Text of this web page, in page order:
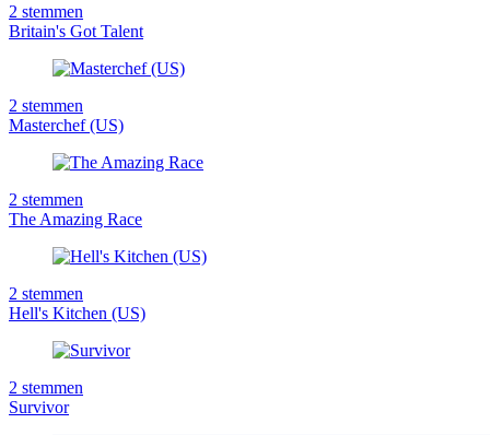
2 stemmen
Britain's Got Talent
2 stemmen
Masterchef (US)
2 stemmen
The Amazing Race
2 stemmen
Hell's Kitchen (US)
2 stemmen
Survivor